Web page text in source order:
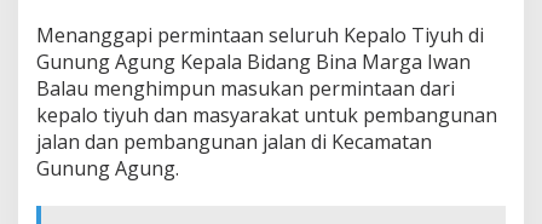
Menanggapi permintaan seluruh Kepalo Tiyuh di
Gunung Agung Kepala Bidang Bina Marga Iwan
Balau menghimpun masukan permintaan dari
kepalo tiyuh dan masyarakat untuk pembangunan
jalan dan pembangunan jalan di Kecamatan
Gunung Agung.